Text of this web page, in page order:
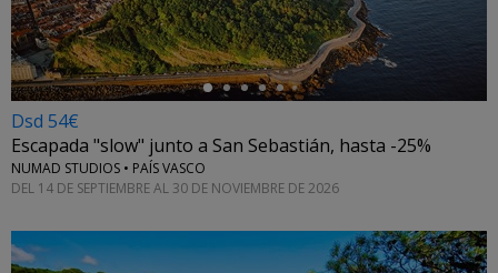
Dsd 54€
Escapada "slow" junto a San Sebastián, hasta -25%
NUMAD STUDIOS • PAÍS VASCO
DEL 14 DE SEPTIEMBRE AL 30 DE NOVIEMBRE DE 2026